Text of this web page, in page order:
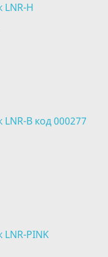
H
B код 000277
PINK